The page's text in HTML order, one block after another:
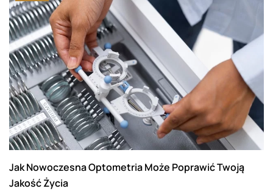
Jak Nowoczesna Optometria Może Poprawić Twoją
Jakość Życia